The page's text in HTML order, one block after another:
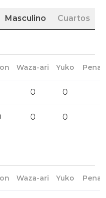
Masculino Cuartos
Waza-ari Yuko
0 0
0 0
Waza-ari Yuko